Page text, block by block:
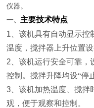
仪器。
一、主要技术特点
1 、该机具有自动显示
温度，搅拌器上升位置
2 、该机运行安全可靠
控制。搅拌升降均设“停
3 、该机加热温度、搅
观，便于观察和控制。